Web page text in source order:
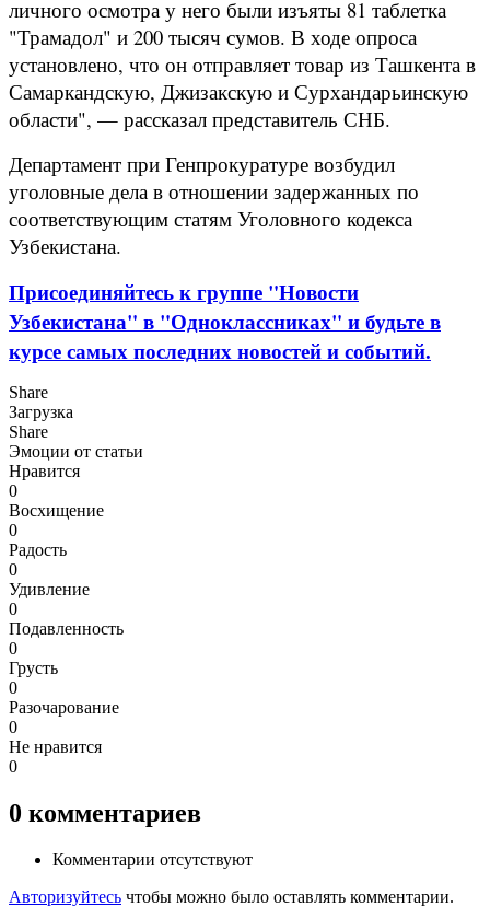
личного осмотра у него были изъяты 81 таблетка
"Трамадол" и 200 тысяч сумов. В ходе опроса
установлено, что он отправляет товар из Ташкента в
Самаркандскую, Джизакскую и Сурхандарьинскую
области", — рассказал представитель СНБ.
Департамент при Генпрокуратуре возбудил
уголовные дела в отношении задержанных по
соответствующим статям Уголовного кодекса
Узбекистана.
Присоединяйтесь к группе "Новости
Узбекистана" в "Одноклассниках" и будьте в
курсе самых последних новостей и событий.
Share
Загрузка
Share
Эмоции от статьи
Нравится
0
Восхищение
0
Радость
0
Удивление
0
Подавленность
0
Грусть
0
Разочарование
0
Не нравится
0
0 комментариев
Комментарии отсутствуют
Авторизуйтесь чтобы можно было оставлять комментарии.